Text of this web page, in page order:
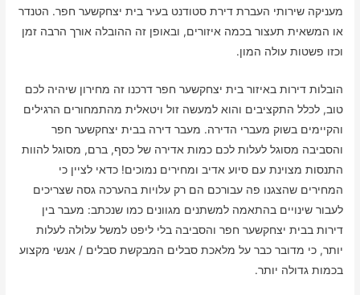
מעניקה שירותי העברת דירת סטודנט בעיר בית יצחקשער חפר. הטנדר
או המשאית תעצור בכמה איזורים, ובאופן זה ההובלה אורך הרבה זמן
וכזו פשטות עולה המון.
הובלות דירות באיזור בית יצחקשער חפר דרכנו זה מחירון שיהיה לכם
טוב, לכלל התקציבים והוא למעשה זול ויטאלית מהתמחורים הרגילים
והקיימים בשוק מעברי הדירה. מעבר דירה בבית יצחקשער חפר
והסביבה מסוגל לעלות לכם כמות אדירה של כסף, ברם, מסוגל להוות
התנסות מצוינת עם סיוע אדיב ומחירים נמוכים! כדאי לציין כי
המחירים שהצגנו פה עבורכם הם רק עלויות בהערכה גסה שצריכים
לעבור שינויים בהתאמה למשתנים מגוונים כמו שנכתב: מעבר בין
דירות בבית יצחקשער חפר והסביבה בלי ליפט למשל עלולה לעלות
יותר, כי מדובר כבר על מלאכת סבלים המבקשת סבלים / אנשי מקצוע
בכמות גדולה יותר.